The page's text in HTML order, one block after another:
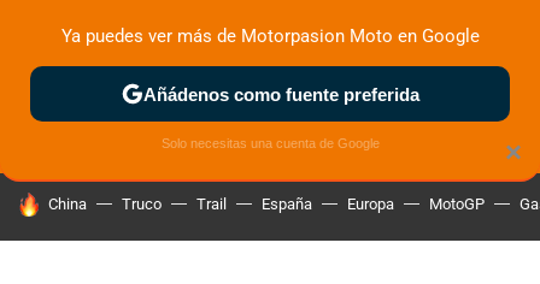
ZONA DE PRUEBAS DEPORTIVAS MOTOS ELÉCTRICAS
HOY SE HABLA DE
China Truco Trail España Europa MotoGP
×
Ya puedes ver más de Motorpasion Moto en Google
Añádenos como fuente preferida
Solo necesitas una cuenta de Google